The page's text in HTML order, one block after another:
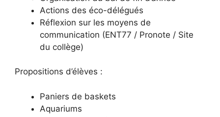
Actions des éco-délégués
Réflexion sur les moyens de
communication (ENT77 / Pronote / Site
du collège)
Propositions d’élèves :
Paniers de baskets
Aquariums